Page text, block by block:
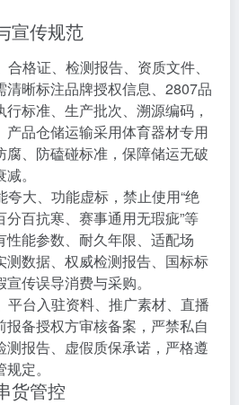
宣传规范
格证、检测报告、资质文件、
清晰标注品牌授权信息、2807品
标准、生产批次、溯源编码，
品仓储运输采用体育器材专用
腐、防磕碰标准，保障储运无破
。
夸大、功能虚标，禁止使用“绝
百抗寒、赛事通用无瑕疵”等
能参数、耐久年限、适配场
测数据、权威检测报告、国标标
传误导消费与采购。
平台入驻资料、推广素材、直播
备授权方审核备案，严禁私自
报告、虚假质保承诺，严格遵
定。
货管控